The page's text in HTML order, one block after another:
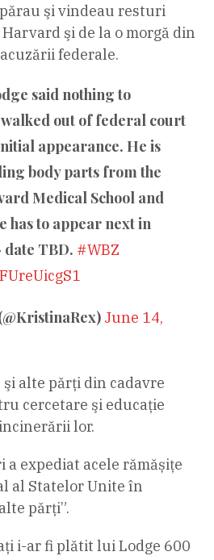
şi vindeau resturi
şi de la o morgă din
federale.
said nothing to
out of federal court
appearance. He is
body parts from the
Medical School and
has to appear next in
TBD. #WBZ
June 14,
şi alte părţi din cadavre
cercetare şi educaţie
lor.
a expediat acele rămășițe
al Statelor Unite în
părți”.
i-ar fi plătit lui Lodge 600